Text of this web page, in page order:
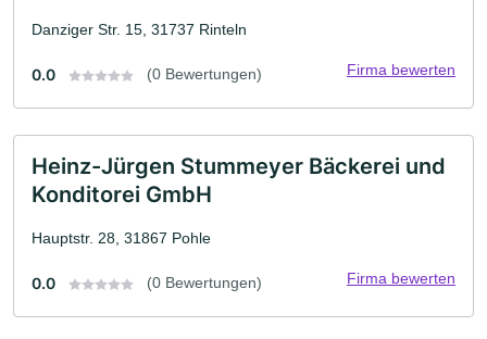
Danziger Str. 15, 31737 Rinteln
0.0 (0 Bewertungen) Firma bewerten
Heinz-Jürgen Stummeyer Bäckerei und
Konditorei GmbH
Hauptstr. 28, 31867 Pohle
0.0 (0 Bewertungen) Firma bewerten